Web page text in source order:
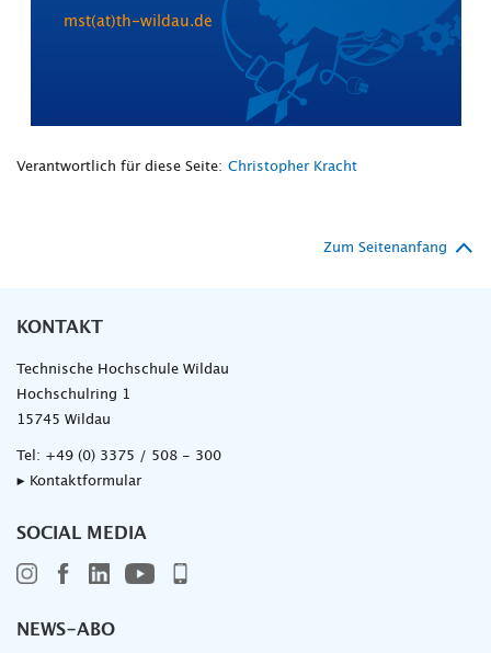
mst(at)th-wildau.de
Verantwortlich für diese Seite: Christopher Kracht
Zum Seitenanfang
KONTAKT
Technische Hochschule Wildau
Hochschulring 1
15745 Wildau
Tel: +49 (0) 3375 / 508 - 300
▸ Kontaktformular
SOCIAL MEDIA
NEWS-ABO